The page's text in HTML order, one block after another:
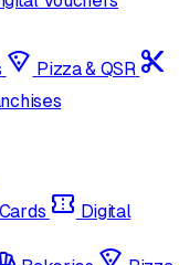
local_pizza Pizza & QSR content_cut
confirmation_number Digital